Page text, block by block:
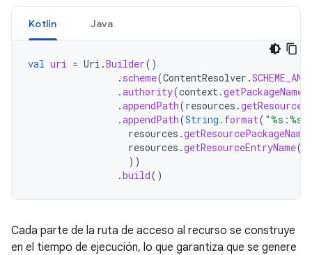
Kotlin Java
val uri = Uri .Builder()
. scheme(ContentResolver .
.authority(context.getPackageName
.appendPath(resources .
.appendPath(String . format( "%s:%s"
resources .getResourcePackageName
resources .getResourceEntryName(
))
.build()
Cada parte de la ruta de acceso al recurso se construye
en el tiempo de ejecución, lo que garantiza que se genere